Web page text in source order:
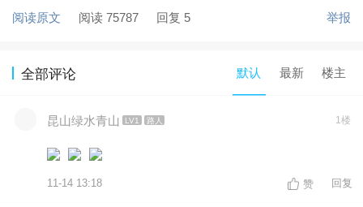
阅读原文 阅读 75787 回复 5 举报
全部评论 默认 最新 楼主
昆山绿水青山 LV1 路人 1楼
11-14 13:18 赞 回复